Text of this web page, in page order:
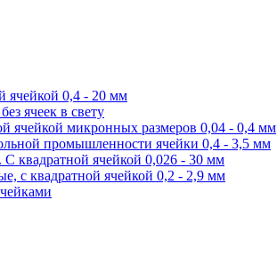
ячейкой 0,4 - 20 мм
ячеек в свету
ячейкой микронных размеров 0,04 - 0,4 мм
промышленности ячейки 0,4 - 3,5 мм
квадратной ячейкой 0,026 - 30 мм
с квадратной ячейкой 0,2 - 2,9 мм